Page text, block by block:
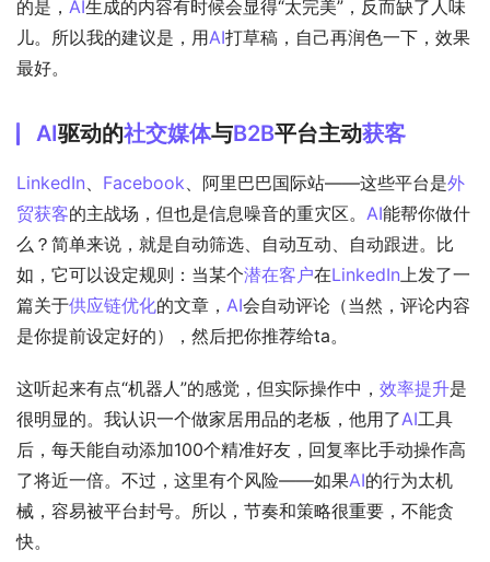
的是， AI生成的内容有时候会显得“太完美”，反而缺了人味
儿。所以我的建议是，用AI打草稿，自己再润色一下，效果
最好。
AI驱动的社交媒体与B2B平台主动获客
LinkedIn、 Facebook、阿里巴巴国际站——这些平台是外
贸获客的主战场，但也是信息噪音的重灾区。 AI能帮你做什
么？简单来说，就是自动筛选、自动互动、自动跟进。比
如，它可以设定规则：当某个潜在客户在LinkedIn上发了一
篇关于供应链优化的文章， AI会自动评论（当然，评论内容
是你提前设定好的），然后把你推荐给ta。
这听起来有点“机器人”的感觉，但实际操作中， 效率提升是
很明显的。我认识一个做家居用品的老板，他用了AI工具
后，每天能自动添加100个精准好友，回复率比手动操作高
了将近一倍。不过，这里有个风险——如果AI的行为太机
械，容易被平台封号。所以，节奏和策略很重要，不能贪
快。